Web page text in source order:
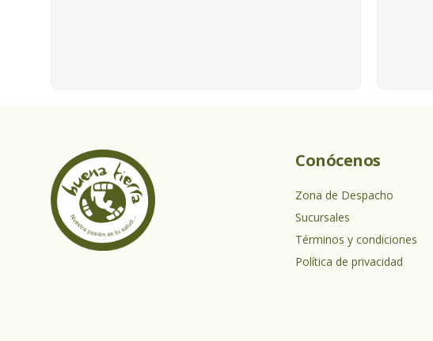
Conócenos
Zona de Despacho
Sucursales
Términos y condiciones
Política de privacidad